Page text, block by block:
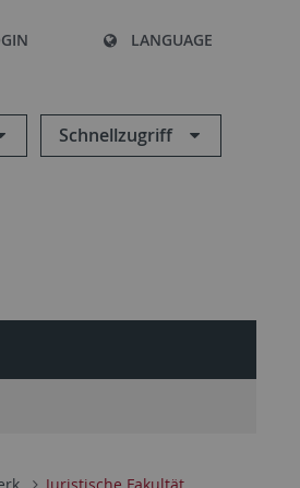
LANGUAGE
Schnellzugriff
Juristische Fakultät